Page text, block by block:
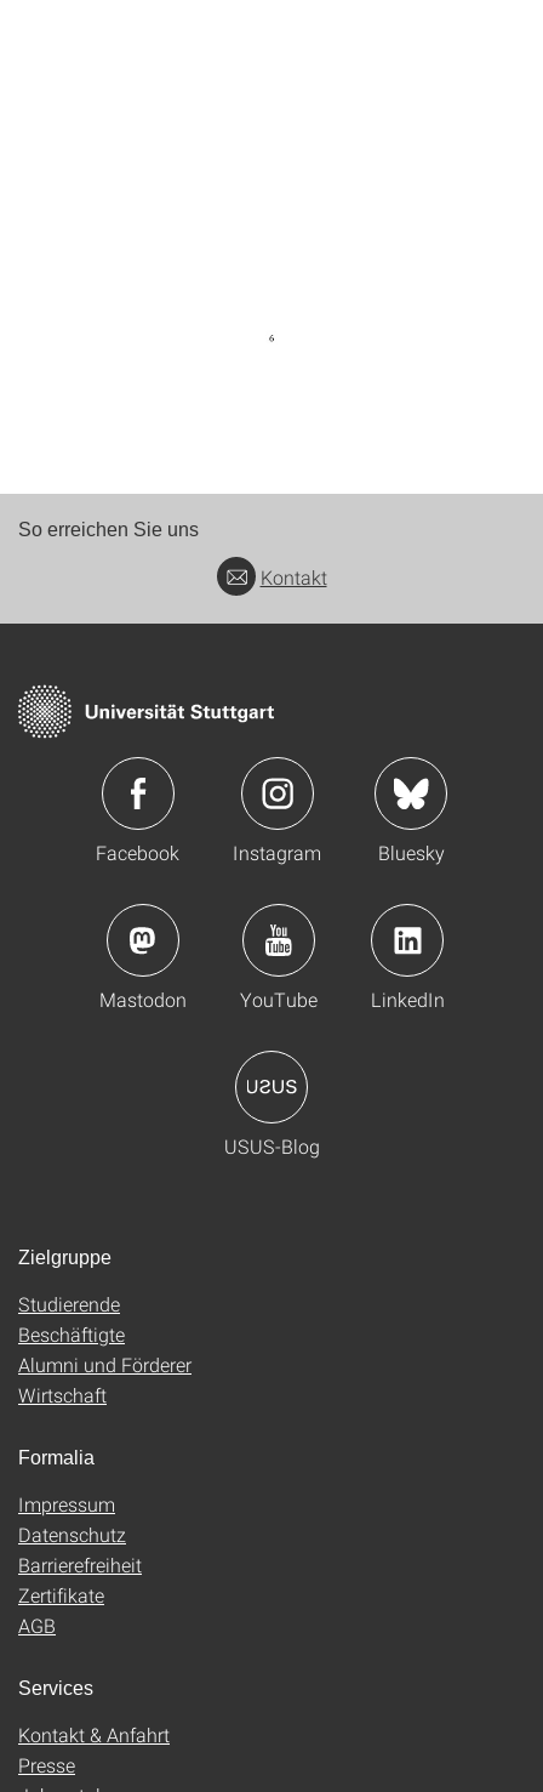
So erreichen Sie uns
Kontakt
Facebook Instagram Bluesky
Mastodon YouTube LinkedIn
USUS-Blog
Zielgruppe
Studierende
Beschäftigte
Alumni und Förderer
Wirtschaft
Formalia
Impressum
Datenschutz
Barrierefreiheit
Zertifikate
AGB
Services
Kontakt & Anfahrt
Presse